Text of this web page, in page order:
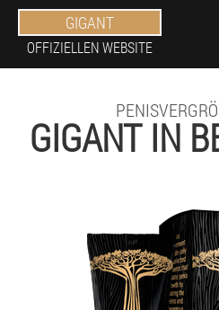
GIGANT
OFFIZIELLEN WEBSITE
GIGANT IN